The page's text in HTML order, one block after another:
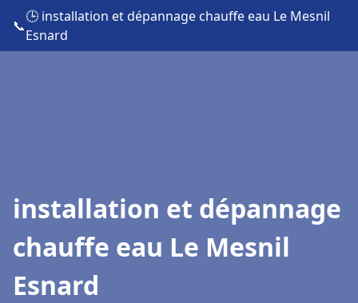
📞
🕒 installation et dépannage chauffe eau Le Mesnil
Esnard
installation et dépannage
chauffe eau Le Mesnil
Esnard